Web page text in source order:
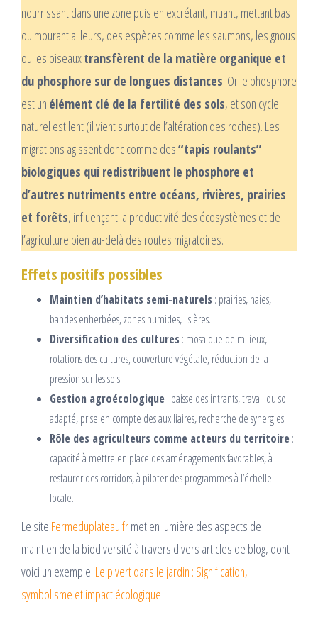
nourrissant dans une zone puis en excrétant, muant, mettant bas
ou mourant ailleurs, des espèces comme les saumons, les gnous
ou les oiseauxtransfèrent de la matière organique et
du phosphore sur de longues distances. Or le phosphore
est un élément clé de la fertilité des sols, et son cycle
naturel est lent (il vient surtout de l’altération des roches). Les
migrations agissent donc comme des“tapis roulants”
biologiques qui redistribuent le phosphore et
d’autres nutriments entre océans, rivières, prairies
et forêts, influençant la productivité des écosystèmes et de
l’agriculture bien au-delà des routes migratoires.
Effets positifs possibles
Maintien d’habitats semi-naturels : prairies, haies,
bandes enherbées, zones humides, lisières.
Diversification des cultures : mosaïque de milieux,
rotations des cultures, couverture végétale, réduction de la
pression sur les sols.
Gestion agroécologique : baisse des intrants, travail du sol
adapté, prise en compte des auxiliaires, recherche de synergies.
Rôle des agriculteurs comme acteurs du territoire :
capacité à mettre en place des aménagements favorables, à
restaurer des corridors, à piloter des programmes à l’échelle
locale.
Le site Fermeduplateau.frmet en lumière des aspects de
maintien de la biodiversité à travers divers articles de blog, dont
voici un exemple: Le pivert dans le jardin : Signification,
symbolisme et impact écologique